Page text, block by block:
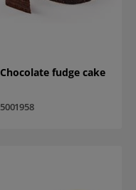
Chocolate fudge cake
5001958